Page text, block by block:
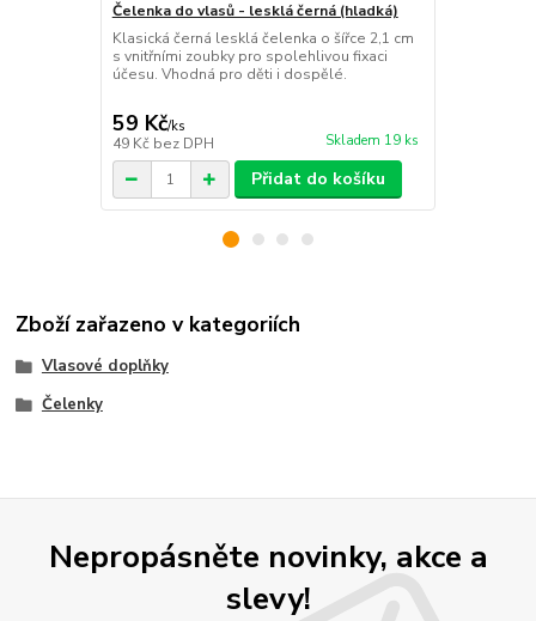
Čelenka do vlasů - lesklá černá (hladká)
Klasická černá lesklá čelenka o šířce 2,1 cm
s vnitřními zoubky pro spolehlivou fixaci
účesu. Vhodná pro děti i dospělé.
59 Kč/ks
49 Kč bez DPH Skladem 19 ks
Přidat do košíku
Zboží zařazeno v kategoriích
Vlasové doplňky
Čelenky
Nepropásněte novinky, akce a
slevy!